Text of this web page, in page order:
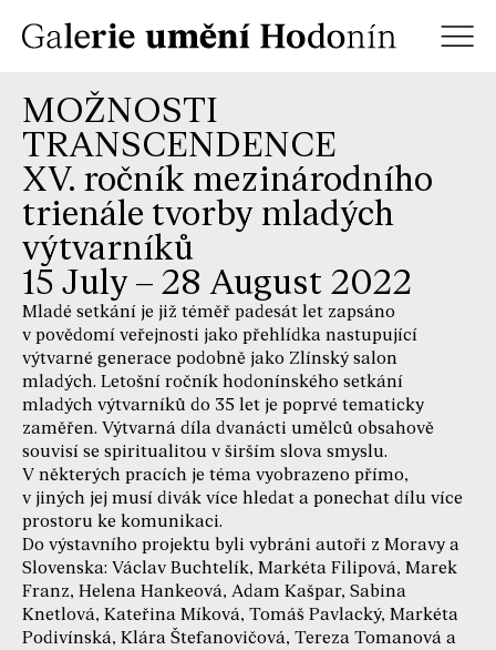
MOŽNOSTI
TRANSCENDENCE
XV. ročník mezinárodního
trienále tvorby mladých
výtvarníků
15 July – 28 August 2022
Mladé setkání je již téměř padesát let zapsáno
v povědomí veřejnosti jako přehlídka nastupující
výtvarné generace podobně jako Zlínský salon
mladých. Letošní ročník hodonínského setkání
mladých výtvarníků do 35 let je poprvé tematicky
zaměřen. Výtvarná díla dvanácti umělců obsahově
souvisí se spiritualitou v širším slova smyslu.
V některých pracích je téma vyobrazeno přímo,
v jiných jej musí divák více hledat a ponechat dílu více
prostoru ke komunikaci.
Do výstavního projektu byli vybráni autoři z Moravy a
Slovenska: Václav Buchtelík, Markéta Filipová, Marek
Franz, Helena Hankeová, Adam Kašpar, Sabina
Knetlová, Kateřina Míková, Tomáš Pavlacký, Markéta
Podivínská, Klára Štefanovičová, Tereza Tomanová a